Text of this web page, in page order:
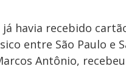
havia recebido
entre São Paulo e
Antônio,